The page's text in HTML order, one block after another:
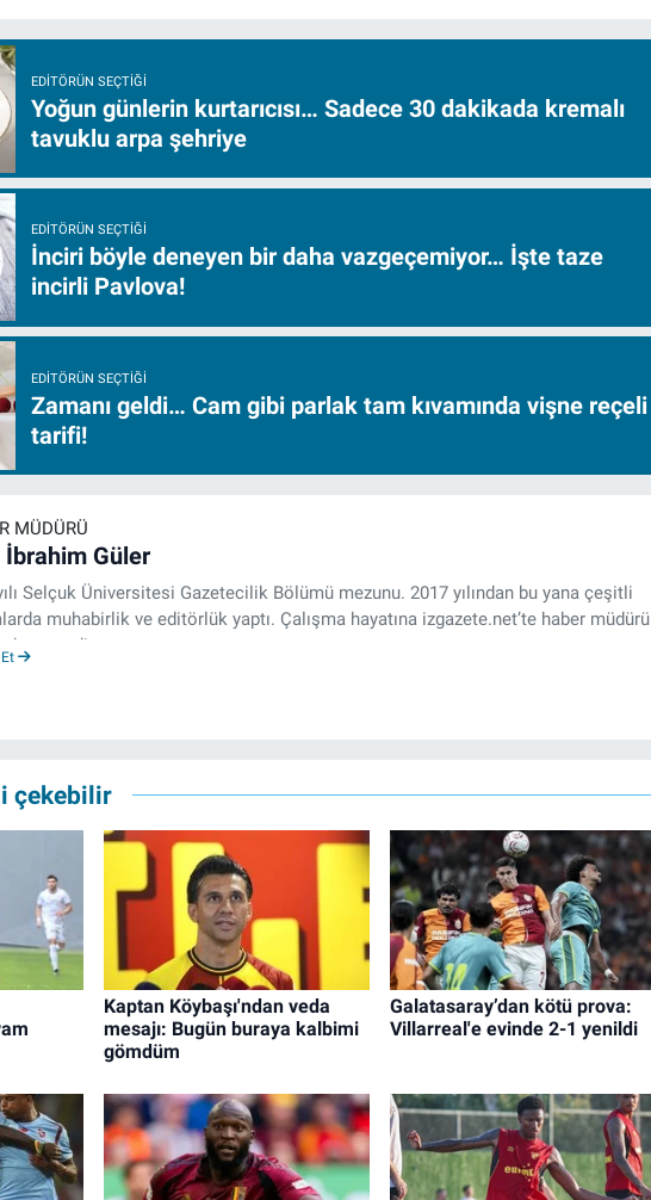
EDITÖRÜN SEÇTIĞI
Yoğun günlerin kurtarıcısı… Sadece 30 dakikada kremalı
tavuklu arpa şehriye
EDITÖRÜN SEÇTIĞI
İnciri böyle deneyen bir daha vazgeçemiyor… İşte taze
incirli Pavlova!
EDITÖRÜN SEÇTIĞI
Zamanı geldi… Cam gibi parlak tam kıvamında vişne reçeli
tarifi!
MÜDÜRÜ
İbrahim Güler
Selçuk Üniversitesi Gazetecilik Bölümü mezunu. 2017 yılından bu yana çeşitli
muhabirlik ve editörlük yaptı. Çalışma hayatına izgazete.net’te haber müdürü
devam ediyor.
çekebilir
Kaptan Köybaşı'ndan veda
mesajı: Bugün buraya kalbimi
gömdüm
Galatasaray’dan kötü prova:
Villarreal'e evinde 2-1 yenildi